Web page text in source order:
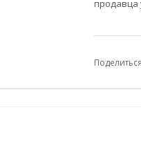
продавца